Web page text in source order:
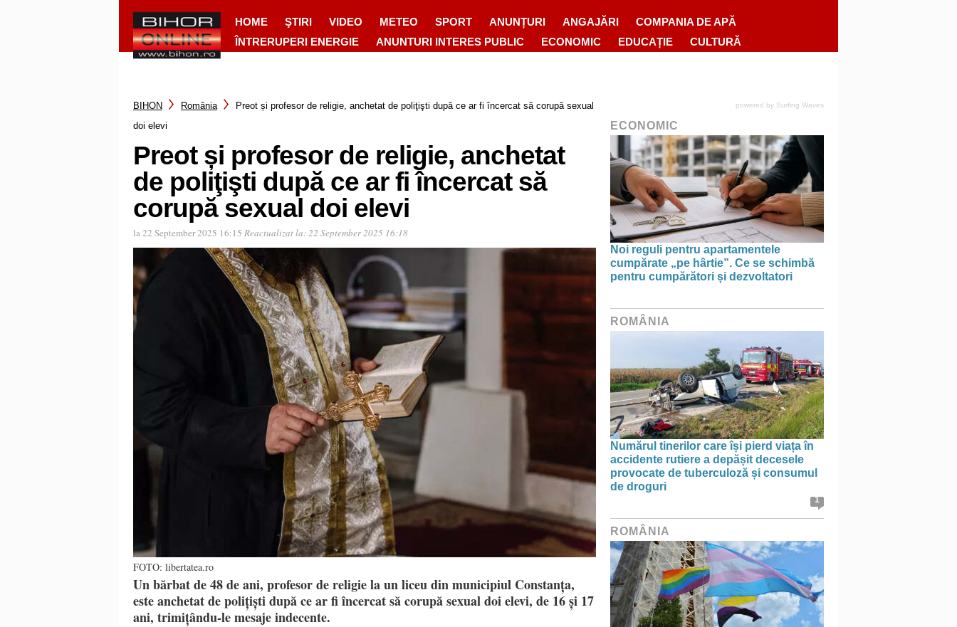
HOME ŞTIRI VIDEO METEO SPORT ANUNȚURI ANGAJĂRI
COMPANIA DE APĂ
ÎNTRERUPERI ENERGIE
ANUNTURI INTERES PUBLIC ECONOMIC EDUCAȚIE CULTURĂ
BIHON România
Preot și profesor de religie, anchetat de poliţişti după ce ar fi încercat să corupă sexual
doi elevi
Preot și profesor de religie, anchetat
de poliţişti după ce ar fi încercat să
corupă sexual doi elevi
la 22 September 2025 16:15 Reactualizat la:22 September 2025 16:18
FOTO: libertatea.ro
Un bărbat de 48 de ani, profesor de religie la un liceu din municipiul Constanța,
este anchetat de polițiști după ce ar fi încercat să corupă sexual doi elevi, de 16 și 17
ani, trimițându-le mesaje indecente.
powered by Surfing Waves
ECONOMIC
Noi reguli pentru apartamentele
cumpărate „pe hârtie”. Ce se schimbă
pentru cumpărători și dezvoltatori
ROMÂNIA
Numărul tinerilor care își pierd viața în
accidente rutiere a depășit decesele
provocate de tuberculoză și consumul
de droguri
1
ROMÂNIA